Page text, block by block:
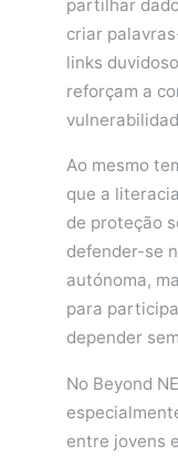
partilhar
criar
links
reforçam a
Ao mesmo
que a
de proteção
defender-se
autónoma,
para
depender
No Beyond
entre jovens